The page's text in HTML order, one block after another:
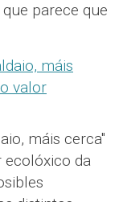
parece que
máis cerca"
ecolóxico da